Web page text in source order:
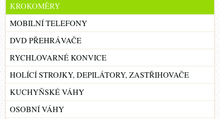
KROKOMĚRY
MOBILNÍ TELEFONY
DVD PŘEHRÁVAČE
RYCHLOVARNÉ KONVICE
HOLÍCÍ STROJKY, DEPILÁTORY, ZASTŘIHOVAČE
KUCHYŇSKÉ VÁHY
OSOBNÍ VÁHY